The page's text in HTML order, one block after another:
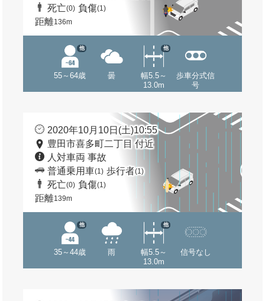
死亡(0) 負傷(1)
距離136m
55～64歳
他
曇
幅5.5～
13.0m
他
歩車分式信
号
2020年10月10日(土)10:55
豊田市喜多町二丁目 付近
人対車両 事故
普通乗用車(1) 歩行者(1)
死亡(0) 負傷(1)
距離139m
35～44歳
他
雨
幅5.5～
13.0m
他
信号なし